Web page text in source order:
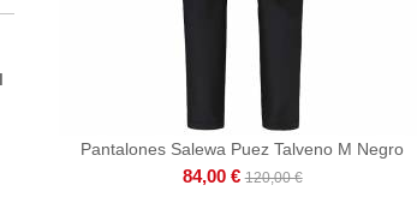
Pantalones Salewa Puez Talveno M Negro
84,00 € 120,00 €